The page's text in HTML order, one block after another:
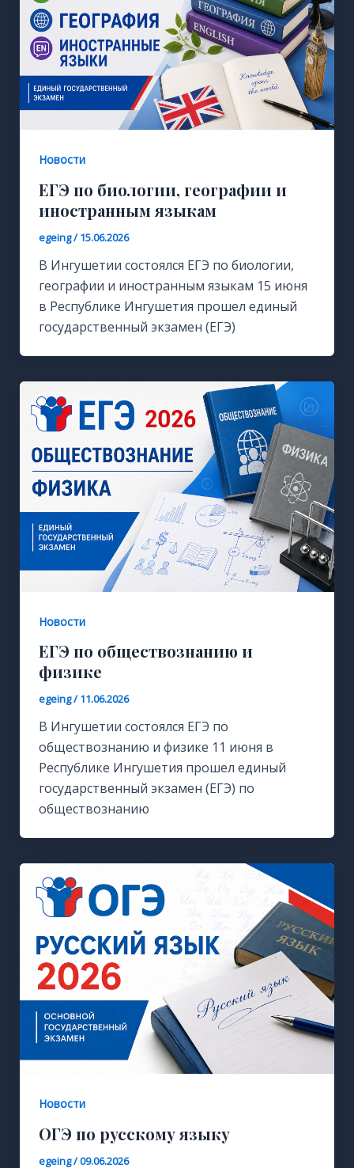
Новости
ЕГЭ по биологии, географии и
иностранным языкам
egeing/15.06.2026
В Ингушетии состоялся ЕГЭ по биологии,
географии и иностранным языкам 15 июня
в Республике Ингушетия прошел единый
государственный экзамен (ЕГЭ)
Новости
ЕГЭ по обществознанию и
физике
egeing/11.06.2026
В Ингушетии состоялся ЕГЭ по
обществознанию и физике 11 июня в
Республике Ингушетия прошел единый
государственный экзамен (ЕГЭ) по
обществознанию
Новости
ОГЭ по русскому языку
egeing/09.06.2026